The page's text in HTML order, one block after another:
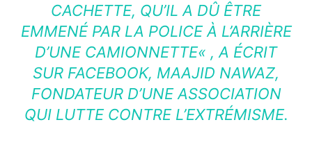
CACHETTE, QU’IL A DÛ ÊTRE
EMMENÉ PAR LA POLICE À L’ARRIÈRE
D’UNE CAMIONNETTE« , A ÉCRIT
SUR FACEBOOK, MAAJID NAWAZ,
FONDATEUR D’UNE ASSOCIATION
QUI LUTTE CONTRE L’EXTRÉMISME.